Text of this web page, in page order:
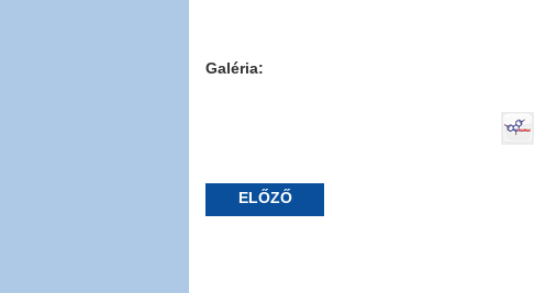
Galéria:
ELŐZŐ